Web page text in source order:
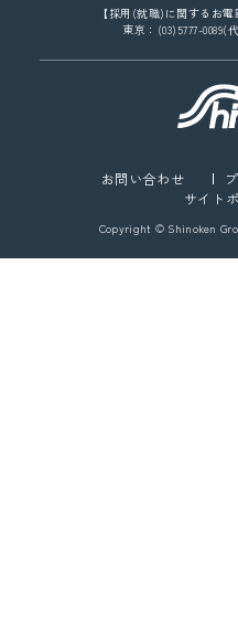
【採用(就職)に関するお
東京：(03)5777-0089(
お問い合わせ
サイト
Copyright © Shinoken